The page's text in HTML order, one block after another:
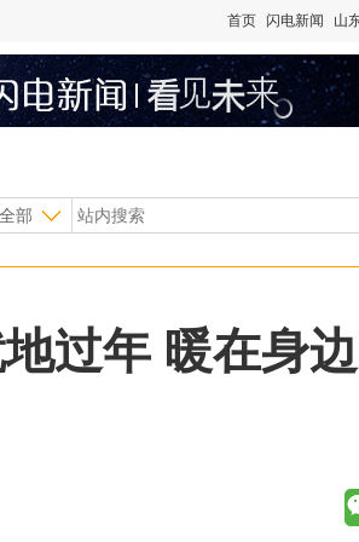
首页 闪电新闻 山
部
过年 暖在身